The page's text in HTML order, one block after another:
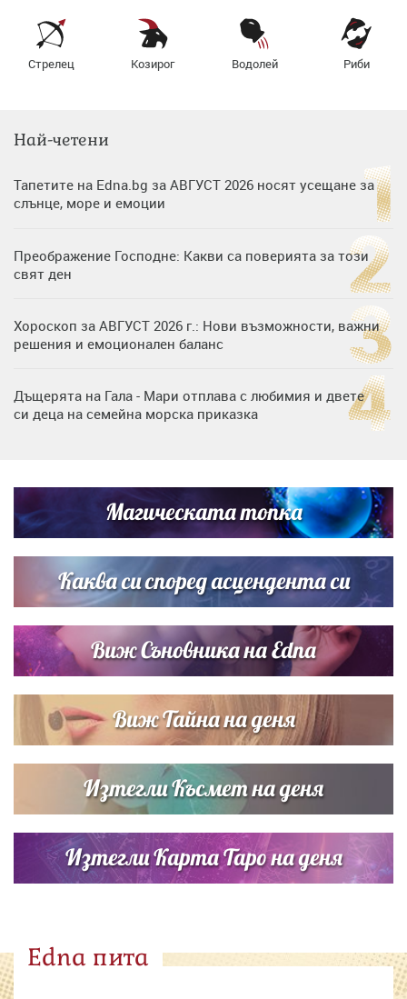
Стрелец Козирог Водолей Риби
Най-четени
Тапетите на Edna.bg за АВГУСТ 2026 носят усещане за
слънце, море и емоции
Преображение Господне: Какви са поверията за този
свят ден
Хороскоп за АВГУСТ 2026 г.: Нови възможности, важни
решения и емоционален баланс
Дъщерята на Гала - Мари отплава с любимия и двете
си деца на семейна морска приказка
Димов издадоха своето любимо място
Дъщерята на Тодор Батков вдигна сватба, Стоичков и
Братя Аргирови я изненадаха с песен
Магическата топка
Каква си според асцендента си
Виж Съновника на Edna
Виж Тайна на деня
Изтегли Късмет на деня
Изтегли Карта Таро на деня
Edna пита